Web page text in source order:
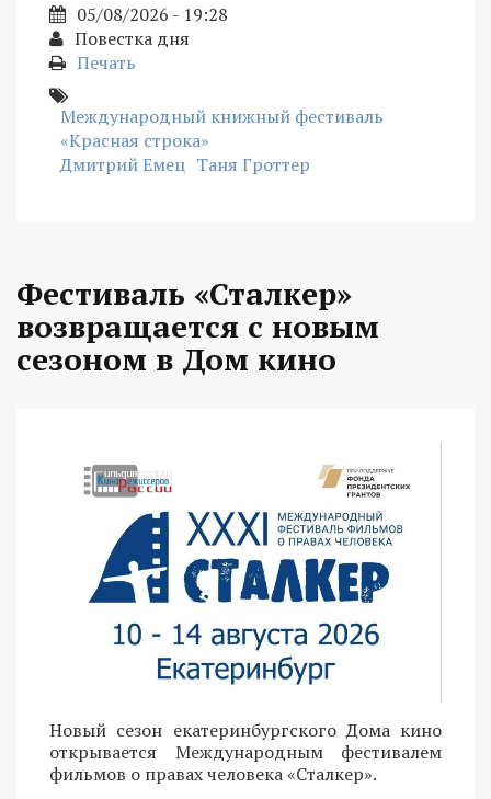
05/08/2026 - 19:28
Повестка дня
Печать
Международный книжный фестиваль
«Красная строка»
Дмитрий Емец Таня Гроттер
Фестиваль «Сталкер»
возвращается с новым
сезоном в Дом кино
Новый сезон екатеринбургского Дома кино
открывается Международным фестивалем
фильмов о правах человека «Сталкер».